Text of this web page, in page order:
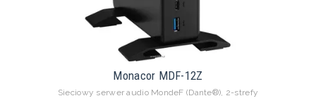
Monacor MDF-12Z
Sieciowy serwer audio MondeF (Dante®), 2-strefy